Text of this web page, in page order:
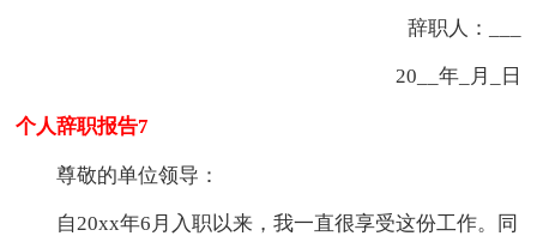
辞职人：___
20__年_月_日
个人辞职报告7
尊敬的单位领导：
自20xx年6月入职以来，我一直很享受这份工作。同